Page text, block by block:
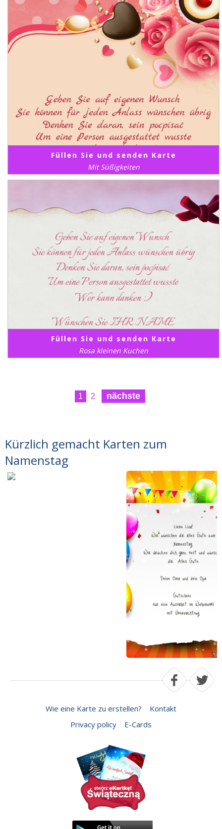
Füllen Sie und senden Karte
Mit Süßigkeiten
Füllen Sie und senden Karte
Rosa kleinen Kuchen
1 2 nächste
Kürzlich gemacht Karten zum
Namenstag
Wie eine Karte zu erstellen?
Kontakt
Privacy policy
E-Cards